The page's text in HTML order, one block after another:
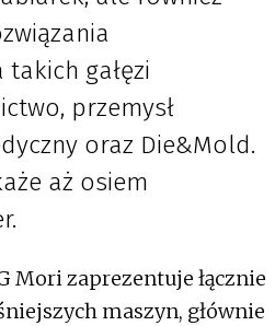
gałęzi
przemysł
oraz Die&Mold.
aż osiem
Mori zaprezentuje łącznie
maszyn, głównie